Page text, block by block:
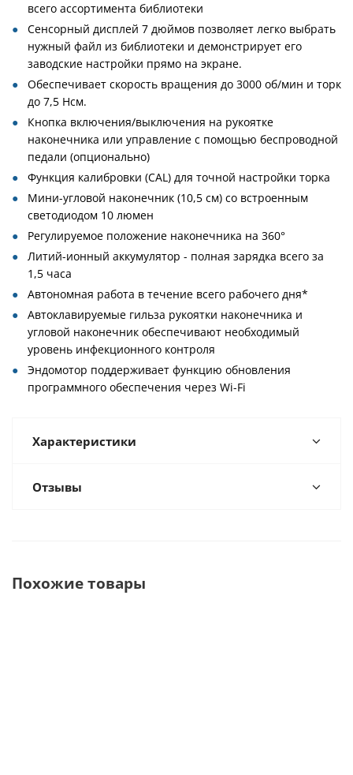
всего ассортимента библиотеки
Сенсорный дисплей 7 дюймов позволяет легко выбрать
нужный файл из библиотеки и демонстрирует его
заводские настройки прямо на экране.
Обеспечивает скорость вращения до 3000 об/мин и торк
до 7,5 Нсм.
Кнопка включения/выключения на рукоятке
наконечника или управление с помощью беспроводной
педали (опционально)
Функция калибровки (CAL) для точной настройки торка
Мини-угловой наконечник (10,5 см) со встроенным
светодиодом 10 люмен
Регулируемое положение наконечника на 360°
Литий-ионный аккумулятор - полная зарядка всего за
1,5 часа
Автономная работа в течение всего рабочего дня*
Автоклавируемые гильза рукоятки наконечника и
угловой наконечник обеспечивают необходимый
уровень инфекционного контроля
Эндомотор поддерживает функцию обновления
программного обеспечения через Wi-Fi
Характеристики
Отзывы
Похожие товары